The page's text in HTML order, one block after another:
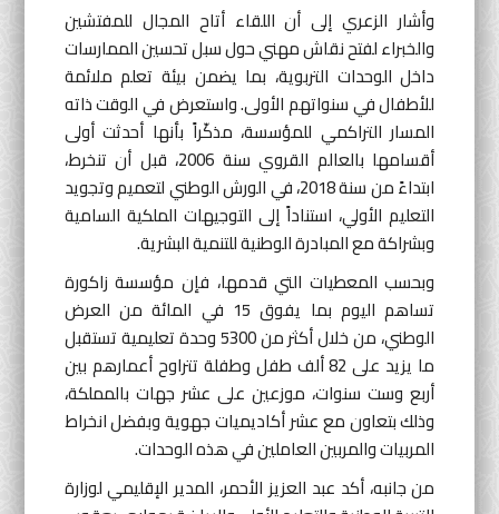
وأشار الزعري إلى أن اللقاء أتاح المجال للمفتشين
والخبراء لفتح نقاش مهني حول سبل تحسين الممارسات
داخل الوحدات التربوية، بما يضمن بيئة تعلم ملائمة
للأطفال في سنواتهم الأولى. واستعرض في الوقت ذاته
المسار التراكمي للمؤسسة، مذكّراً بأنها أحدثت أولى
أقسامها بالعالم القروي سنة 2006، قبل أن تنخرط،
ابتداءً من سنة 2018، في الورش الوطني لتعميم وتجويد
التعليم الأولي، استناداً إلى التوجيهات الملكية السامية
وبشراكة مع المبادرة الوطنية للتنمية البشرية.
وبحسب المعطيات التي قدمها، فإن مؤسسة زاكورة
تساهم اليوم بما يفوق 15 في المائة من العرض
الوطني، من خلال أكثر من 5300 وحدة تعليمية تستقبل
ما يزيد على 82 ألف طفل وطفلة تتراوح أعمارهم بين
أربع وست سنوات، موزعين على عشر جهات بالمملكة،
وذلك بتعاون مع عشر أكاديميات جهوية وبفضل انخراط
المربيات والمربين العاملين في هذه الوحدات.
من جانبه، أكد عبد العزيز الأحمر، المدير الإقليمي لوزارة